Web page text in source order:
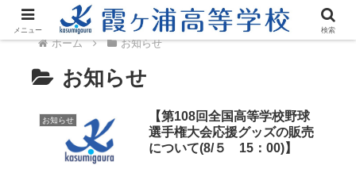
ホーム お知らせ
お知らせ
お知らせ
【第108回全国高等学校野球
選手権大会応援グッズの販売
について(8/５ 15：00)】
メニュー 検索